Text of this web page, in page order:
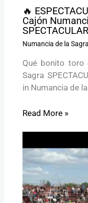
🔥
Cajón
Numancia de la Sagra
Qué bonito toro
Sagra
in Numancia de
Read More »